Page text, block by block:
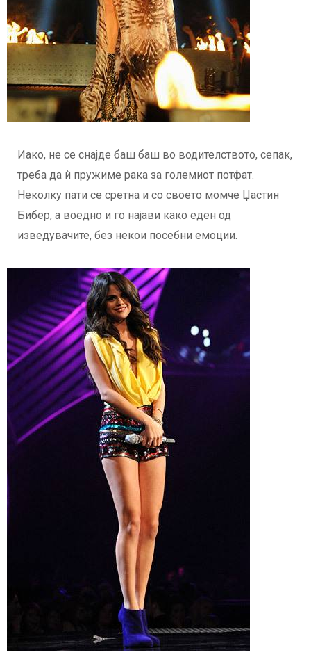
Иако, не се снајде баш баш во водителството, сепак,
треба да ѝ пружиме рака за големиот потфат.
Неколку пати се сретна и со своето момче Џастин
Бибер, а воедно и го најави како еден од
изведувачите, без некои посебни емоции.